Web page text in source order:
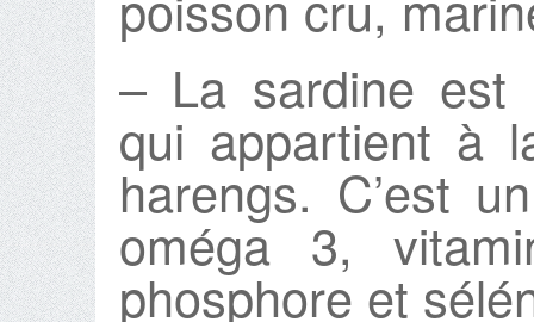
– La sardine est
qui appartient à
harengs. C’est
oméga 3,
phosphore et